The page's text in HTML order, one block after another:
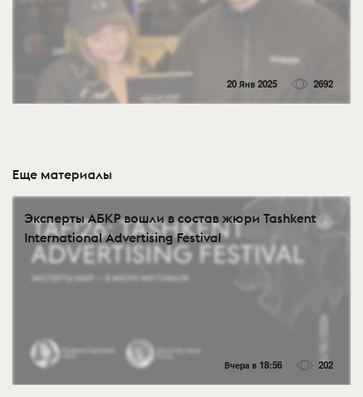
20 Янв 2025 2692
Еще материалы
Эксперты АБКР вошли в состав жюри Tashkent
International Advertising Festival
Вчера в 18:56 202